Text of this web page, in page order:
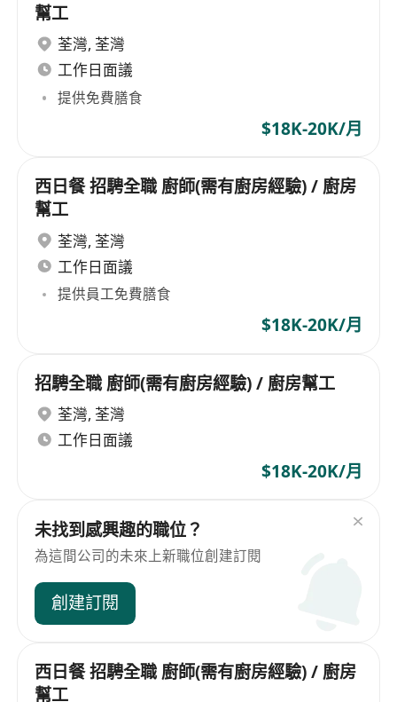
幫工
荃灣, 荃灣
工作日面議
提供免費膳食
$18K-20K/月
西日餐 招騁全職 廚師(需有廚房經驗) / 廚房
幫工
荃灣, 荃灣
工作日面議
提供員工免費膳食
$18K-20K/月
招騁全職 廚師(需有廚房經驗) / 廚房幫工
荃灣, 荃灣
工作日面議
$18K-20K/月
未找到感興趣的職位？
為這間公司的未來上新職位創建訂閱
創建訂閱
西日餐 招騁全職 廚師(需有廚房經驗) / 廚房
幫工